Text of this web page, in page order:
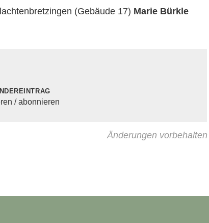
(Gebäude 17) Marie Bürkle
/ abonnieren
Änderungen vorbehalten